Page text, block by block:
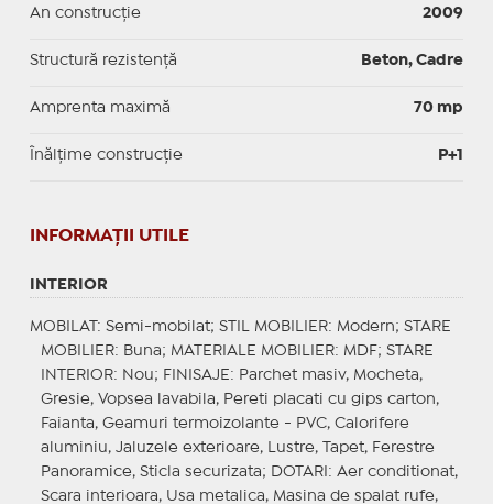
An construcție 2009
Structură rezistență Beton, Cadre
Amprenta maximă 70 mp
Înălțime construcție P+1
INFORMAŢII UTILE
INTERIOR
MOBILAT : Semi-mobilat; STIL MOBILIER: Modern; STARE
MOBILIER: Buna; MATERIALE MOBILIER: MDF; STARE
INTERIOR: Nou; FINISAJE : Parchet masiv, Mocheta,
Gresie, Vopsea lavabila, Pereti placati cu gips carton,
Faianta, Geamuri termoizolante - PVC, Calorifere
aluminiu, Jaluzele exterioare, Lustre, Tapet, Ferestre
Panoramice, Sticla securizata;
DOTARI : Aer conditionat,
Scara interioara, Usa metalica, Masina de spalat rufe,